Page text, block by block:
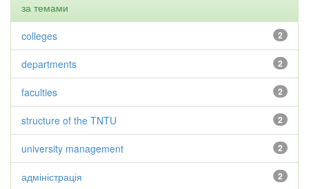
за темами
2
colleges
2
departments
2
faculties
2
structure of the TNTU
2
university management
2
адміністрація